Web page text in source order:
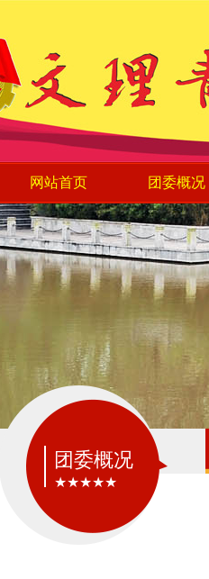
网站首页 团委概况
团委概况
★★★★★